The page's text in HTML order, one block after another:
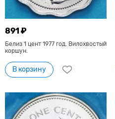
891 ₽
Белиз 1 цент 1977 год. Вилохвостый
коршун.
В корзину